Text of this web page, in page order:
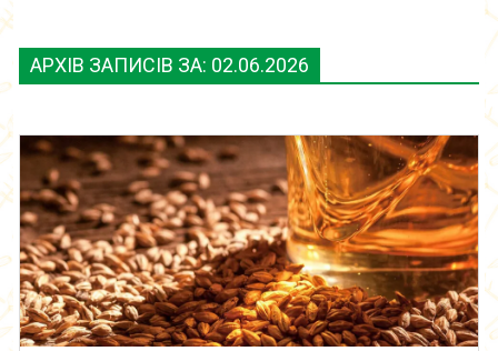
АРХІВ ЗАПИСІВ ЗА: 02.06.2026